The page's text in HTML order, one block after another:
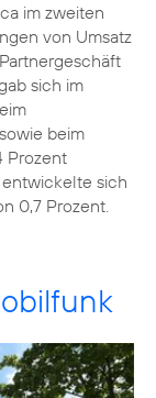
im zweiten
von Umsatz
sich im
beim
Prozent
sich
0,7 Prozent.